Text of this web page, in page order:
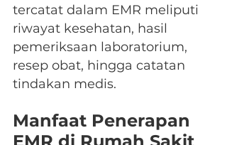
tercatat dalam EMR meliputi
riwayat kesehatan, hasil
pemeriksaan laboratorium,
resep obat, hingga catatan
tindakan medis.
Manfaat Penerapan
EMR di Rumah Sakit